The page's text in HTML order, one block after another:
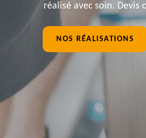
réalisé avec soin. Devis
NOS RÉALISATIONS